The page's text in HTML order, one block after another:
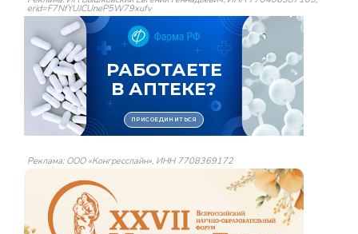
erid=F7NfYUJCUneP5W79xufv
Реклама: ООО «Конгресслайн», ИНН 7708369172